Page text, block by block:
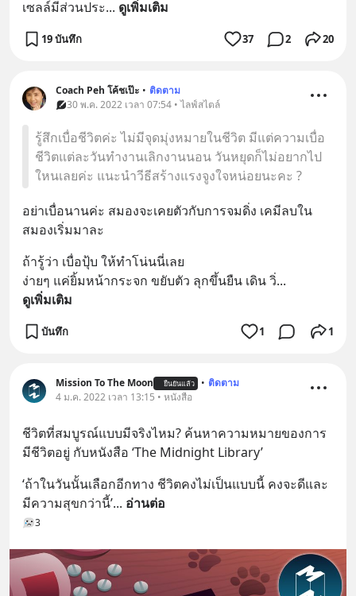
เซลล์มีส่วนประ... ดูเพิ่มเติม
19 บันทึก 37 2 20
Coach Peh โค้ชเป๊ะ • ติดตาม
30 พ.ค. 2022 เวลา 07:54 • ไลฟ์สไตล์
รู้สึกเบื่อชีวิตค่ะ ไม่มีจุดมุ่งหมายในชีวิต มีแต่ความเบื่อ
ชีวิตแต่ละวันทำงานเลิกงานนอน วันหยุดก็ไม่อยากไป
ใหนเลยค่ะ แนะนำวีธีสร้างแรงจูงใจหน่อยนะคะ ?
อย่าเบื่อนานค่ะ สมองจะเคยตัวกับการจมดิ่ง เคมีลบใน
สมองเริ่มมาละ
ถ้ารู้ว่า เบื่อปุ้บ ให้ทำโน่นนี่เลย
ง่ายๆ แค่ยิ้มหน้ากระจก ขยับตัว ลุกขึ้นยืน เดิน วิ่...
ดูเพิ่มเติม
บันทึก 1 1
Mission To The Moon ยืนยันแล้ว • ติดตาม
4 ม.ค. 2022 เวลา 13:15 • หนังสือ
ชีวิตที่สมบูรณ์แบบมีจริงไหม? ค้นหาความหมายของการ
มีชีวิตอยู่ กับหนังสือ ‘The Midnight Library’
‘ถ้าในวันนั้นเลือกอีกทาง ชีวิตคงไม่เป็นแบบนี้ คงจะดีและ
มีความสุขกว่านี้’... อ่านต่อ
3